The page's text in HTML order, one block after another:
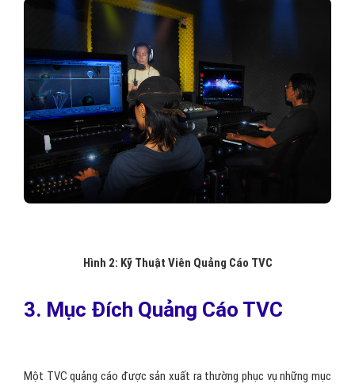
Hình 2: Kỹ Thuật Viên Quảng Cáo TVC
3. Mục Đích Quảng Cáo TVC
Một TVC quảng cáo được sản xuất ra thường phục vụ những mục